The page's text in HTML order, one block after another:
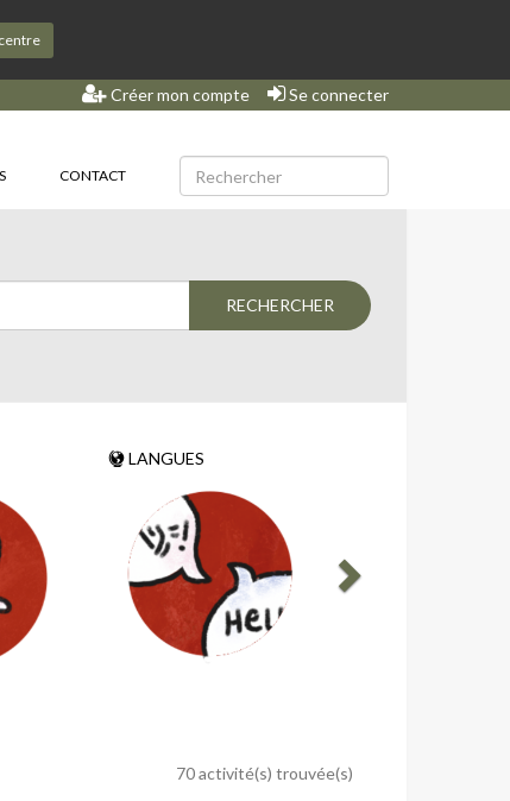
Créer mon compte Se connecter
CONTACT
LANGUES
70 activité(s) trouvée(s)